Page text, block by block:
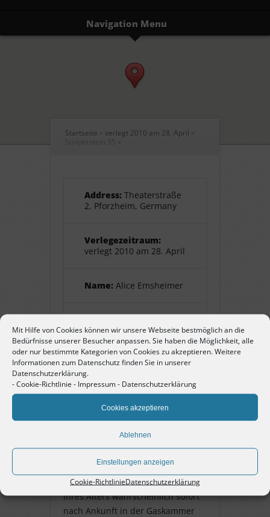
Mit Hilfe von Cookies können wir unsere Webseite bestmöglich an die
Bedürfnisse unserer Besucher anpassen. Sie haben die Möglichkeit, alle
oder nur bestimmte Kategorien von Cookies zu akzeptieren. Weitere
Informationen zum Datenschutz finden Sie in unserer
Datenschutzerklärung.
-Cookie-Richtlinie - Impressum- Datenschutzerklärung
Cookies akzeptieren
Ablehnen
Einstellungen anzeigen
Cookie-RichtlinieDatenschutzerklärung
Navigation Menu
Startseite » verlegt 2010 am 28. April »
Stolperstein 35 »
Address: Theaterstraße
2, Pforzheim, Germany
Verlegezeitraum:
verlegt 2010 am 28. April
Name: Alice Emsheimer
Alice Emsheimer
geborene Weil, geb. 14. September
1879 in Speyer, Jüdin. Ehefrau von
Oskar Emsheimer und Mutter von
Artur. Am 22. Oktober 1940
deportiert nach Gurs. Von da am
30. Mai 1944 weiter nach
Auschwitz (Transport 75). Aufgrund
ihres Alters wahrscheinlich sofort
nach Ankunft in der Gaskammer